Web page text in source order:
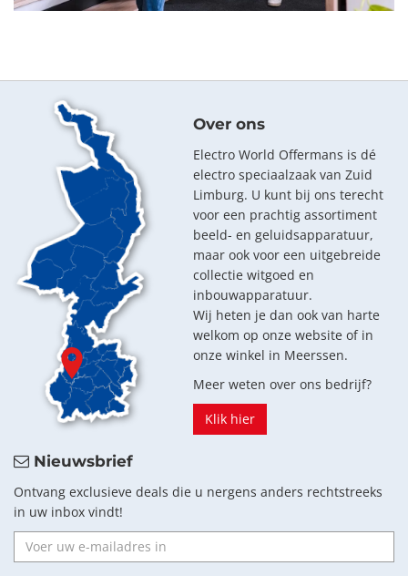
Over ons
Electro World Offermans is dé
electro speciaalzaak van Zuid
Limburg. U kunt bij ons terecht
voor een prachtig assortiment
beeld- en geluidsapparatuur,
maar ook voor een uitgebreide
collectie witgoed en
inbouwapparatuur.
Wij heten je dan ook van harte
welkom op onze website of in
onze winkel in Meerssen.
Meer weten over ons bedrijf?
Klik hier
Nieuwsbrief
Ontvang exclusieve deals die u nergens anders rechtstreeks
in uw inbox vindt!